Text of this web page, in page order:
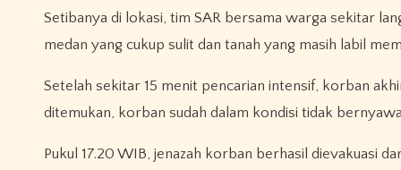
Setibanya di lokasi, tim SAR bersama warga sekitar
medan yang cukup sulit dan tanah yang masih labil
Setelah sekitar 15 menit pencarian intensif, korban
ditemukan, korban sudah dalam kondisi tidak
Pukul 17.20 WIB, jenazah korban berhasil dievakuasi